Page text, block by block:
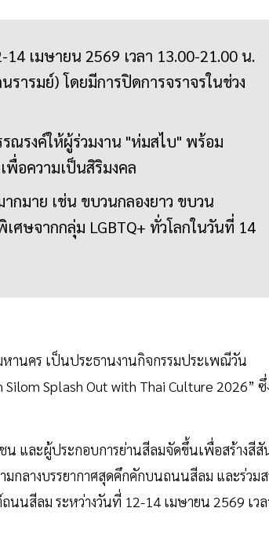
เมษายน 2569 เวลา 13.00-21.00 น.
ารมย์) โดยมีการปิดการจราจรในช่วง
ณรงค์ให้ผู้ร่วมงาน "ห่มสไบ" พร้อม
อความเป็นสิริมงคล
กมาย เช่น ขบวนกลองยาว ขบวน
ษจากกลุ่ม LGBTQ+ ทั่วโลกในวันที่ 14
านคร เป็นประธานงานกิจกรรมประเพณีวัน
Splash Out with Thai Culture 2026” ซึ่
น และผู้ประกอบการย่านสีลมจัดขึ้นเพื่อสร้างสีสั
ลางบรรยากาศสุดคึกคักบนถนนสีลม และร่วมส
นสีลม ระหว่างวันที่ 12-14 เมษายน 2569 เว